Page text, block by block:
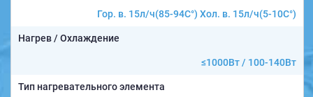
Гор. в. 15л/ч(85-94C°) Хол. в. 15л/ч(5-10C°)
Нагрев / Охлаждение
≤1000Вт / 100-140Вт
Тип нагревательного элемента